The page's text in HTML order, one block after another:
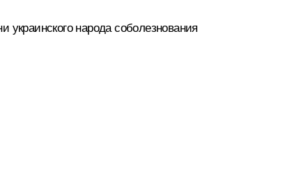
украинского народа соболезнования